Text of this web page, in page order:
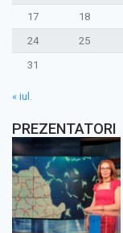
17
18
24
25
31
« iul.
PREZENTATORI